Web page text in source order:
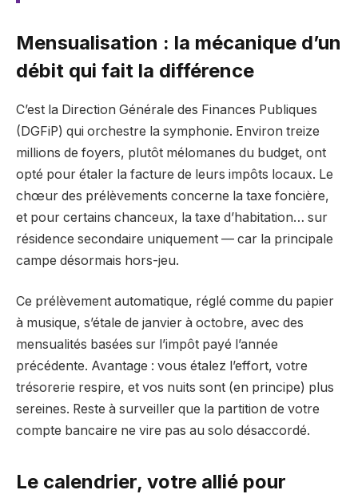
Mensualisation : la mécanique d’un
débit qui fait la différence
C’est la Direction Générale des Finances Publiques
(DGFiP) qui orchestre la symphonie. Environ treize
millions de foyers, plutôt mélomanes du budget, ont
opté pour étaler la facture de leurs impôts locaux. Le
chœur des prélèvements concerne la taxe foncière,
et pour certains chanceux, la taxe d’habitation… sur
résidence secondaire uniquement — car la principale
campe désormais hors-jeu.
Ce prélèvement automatique, réglé comme du papier
à musique, s’étale de janvier à octobre, avec des
mensualités basées sur l’impôt payé l’année
précédente. Avantage : vous étalez l’effort, votre
trésorerie respire, et vos nuits sont (en principe) plus
sereines. Reste à surveiller que la partition de votre
compte bancaire ne vire pas au solo désaccordé.
Le calendrier, votre allié pour